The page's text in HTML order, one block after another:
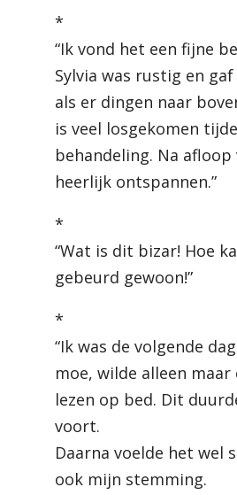
*
“Ik vond het een fijne
Sylvia was rustig en
als er dingen naar
is veel losgekomen
behandeling. Na
heerlijk ontspannen.”
*
“Wat is dit bizar! Hoe
gebeurd gewoon!”
*
“Ik was de volgende
moe, wilde alleen maar
lezen op bed. Dit
voort.
Daarna voelde het wel
ook mijn stemming.